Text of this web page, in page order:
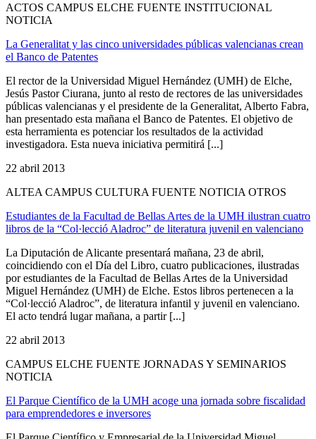
ACTOS CAMPUS ELCHE FUENTE INSTITUCIONAL
NOTICIA
La Generalitat y las cinco universidades públicas valencianas crean
el Banco de Patentes
El rector de la Universidad Miguel Hernández (UMH) de Elche,
Jesús Pastor Ciurana, junto al resto de rectores de las universidades
públicas valencianas y el presidente de la Generalitat, Alberto Fabra,
han presentado esta mañana el Banco de Patentes. El objetivo de
esta herramienta es potenciar los resultados de la actividad
investigadora. Esta nueva iniciativa permitirá [...]
22 abril 2013
ALTEA CAMPUS CULTURA FUENTE NOTICIA OTROS
Estudiantes de la Facultad de Bellas Artes de la UMH ilustran cuatro
libros de la “Col·lecció Aladroc” de literatura juvenil en valenciano
La Diputación de Alicante presentará mañana, 23 de abril,
coincidiendo con el Día del Libro, cuatro publicaciones, ilustradas
por estudiantes de la Facultad de Bellas Artes de la Universidad
Miguel Hernández (UMH) de Elche. Estos libros pertenecen a la
“Col·lecció Aladroc”, de literatura infantil y juvenil en valenciano.
El acto tendrá lugar mañana, a partir [...]
22 abril 2013
CAMPUS ELCHE FUENTE JORNADAS Y SEMINARIOS
NOTICIA
El Parque Científico de la UMH acoge una jornada sobre fiscalidad
para emprendedores e inversores